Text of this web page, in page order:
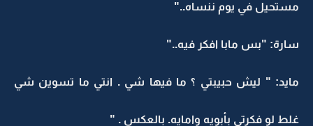
مستحيل في يوم ننساه.."
سارة: "بس مابا افكر فيه.."
مايد: " ليش حبيبتي ؟ ما فيها شي . انتي ما تسوين شي
غلط لو فكرتي بأبويه وامايه. بالعكس . "